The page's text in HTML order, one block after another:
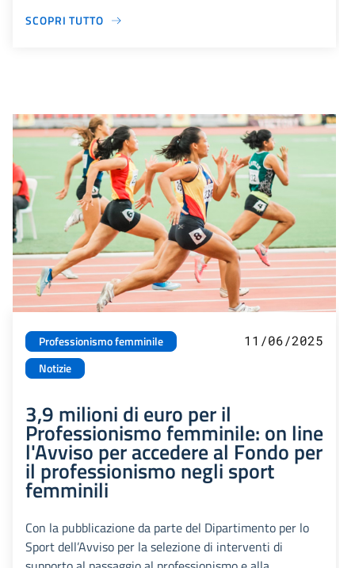
SCOPRI TUTTO
Professionismo femminile
Notizie
11/06/2025
3,9 milioni di euro per il
Professionismo femminile: on line
l'Avviso per accedere al Fondo per
il professionismo negli sport
femminili
Con la pubblicazione da parte del Dipartimento per lo
Sport dell’Avviso per la selezione di interventi di